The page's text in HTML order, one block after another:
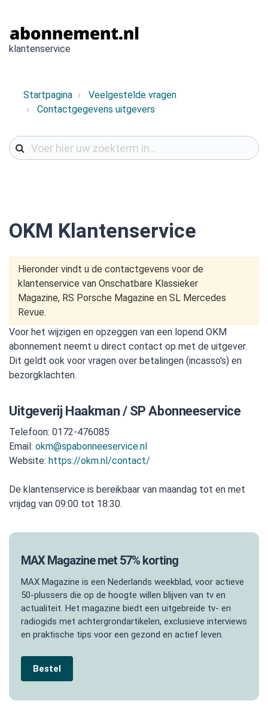
klantenservice
Startpagina
Veelgestelde vragen
Contactgegevens uitgevers
OKM Klantenservice
Hieronder vindt u de contactgevens voor de
klantenservice van Onschatbare Klassieker
Magazine, RS Porsche Magazine en SL Mercedes
Revue.
Voor het wijzigen en opzeggen van een lopend OKM
abonnement neemt u direct contact op met de uitgever.
Dit geldt ook voor vragen over betalingen (incasso's) en
bezorgklachten.
Uitgeverij Haakman / SP Abonneeservice
Telefoon: 0172-476085
Email: okm@spabonneeservice.nl
Website: https://okm.nl/contact/
De klantenservice is bereikbaar van maandag tot en met
vrijdag van 09:00 tot 18:30.
MAX Magazine met 57% korting
MAX Magazine is een Nederlands weekblad, voor actieve
50-plussers die op de hoogte willen blijven van tv en
actualiteit. Het magazine biedt een uitgebreide tv- en
radiogids met achtergrondartikelen, exclusieve interviews
en praktische tips voor een gezond en actief leven.
Bestel